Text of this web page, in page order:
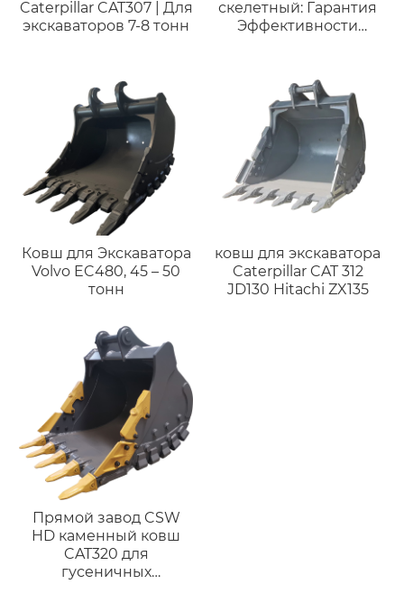
Caterpillar CAT307 | Для
экскаваторов 7-8 тонн
скелетный: Гарантия
Эффективности
Ковш для Экскаватора
Volvo EC480, 45 – 50
тонн
ковш для экскаватора
Caterpillar CAT 312
JD130 Hitachi ZX135
Прямой завод CSW
HD каменный ковш
CAT320 для
гусеничных